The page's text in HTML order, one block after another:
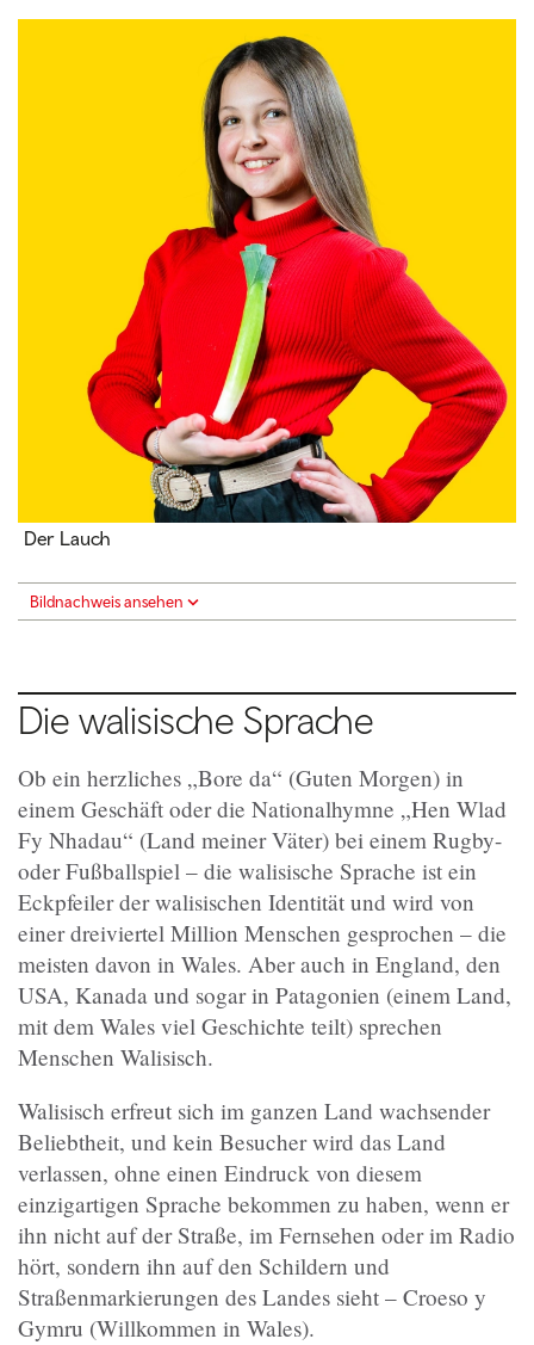
Der Lauch
Bildnachweis ansehen
Die walisische Sprache
Ob ein herzliches „Bore da“ (Guten Morgen) in
einem Geschäft oder die Nationalhymne „Hen Wlad
Fy Nhadau“ (Land meiner Väter) bei einem Rugby-
oder Fußballspiel – die walisische Sprache ist ein
Eckpfeiler der walisischen Identität und wird von
einer dreiviertel Million Menschen gesprochen – die
meisten davon in Wales. Aber auch in England, den
USA, Kanada und sogar in Patagonien (einem Land,
mit dem Wales viel Geschichte teilt) sprechen
Menschen Walisisch.
Walisisch erfreut sich im ganzen Land wachsender
Beliebtheit, und kein Besucher wird das Land
verlassen, ohne einen Eindruck von diesem
einzigartigen Sprache bekommen zu haben, wenn er
ihn nicht auf der Straße, im Fernsehen oder im Radio
hört, sondern ihn auf den Schildern und
Straßenmarkierungen des Landes sieht – Croeso y
Gymru (Willkommen in Wales).